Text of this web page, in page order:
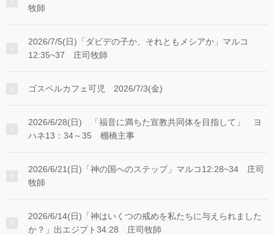
牧師
2026/7/5(日)「ダビデの子か、それともメシアか」マルコ
12:35~37 庄司牧師
ゴスペルカフェ可児 2026/7/3(金)
2026/6/28(日) 「福音に満ちた宣教共同体を目指して」 ヨ
ハネ13：34～35 棚橋主事
2026/6/21(日)「神の国へのステップ」マルコ12:28~34 庄司
牧師
2026/6/14(日)「神はいくつの戒めを私たちに与えられました
か？」出エジプト34:28 庄司牧師